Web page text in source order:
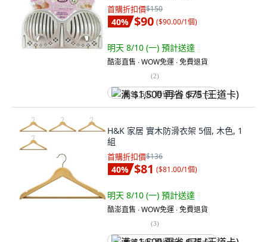
首購折扣價$150
40% $90 ($90.00/1個)
明天 8/10 (一) 預計送達
酷澎直售 ∙ WOW免運 ∙ 免費退貨
(2)
满 $1,500 再省 $75 (王道卡)
H&K 家居 實木防滑衣架 5個, 木色, 1
組
首購折扣價$136
40% $81 ($81.00/1個)
明天 8/10 (一) 預計送達
酷澎直售 ∙ WOW免運 ∙ 免費退貨
(3)